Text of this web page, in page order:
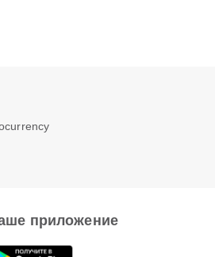
приложение